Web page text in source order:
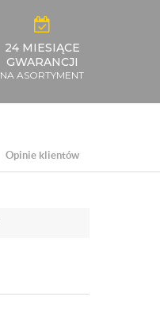
24 MIESIĄCE
GWARANCJI
NA ASORTYMENT
Opinie klientów